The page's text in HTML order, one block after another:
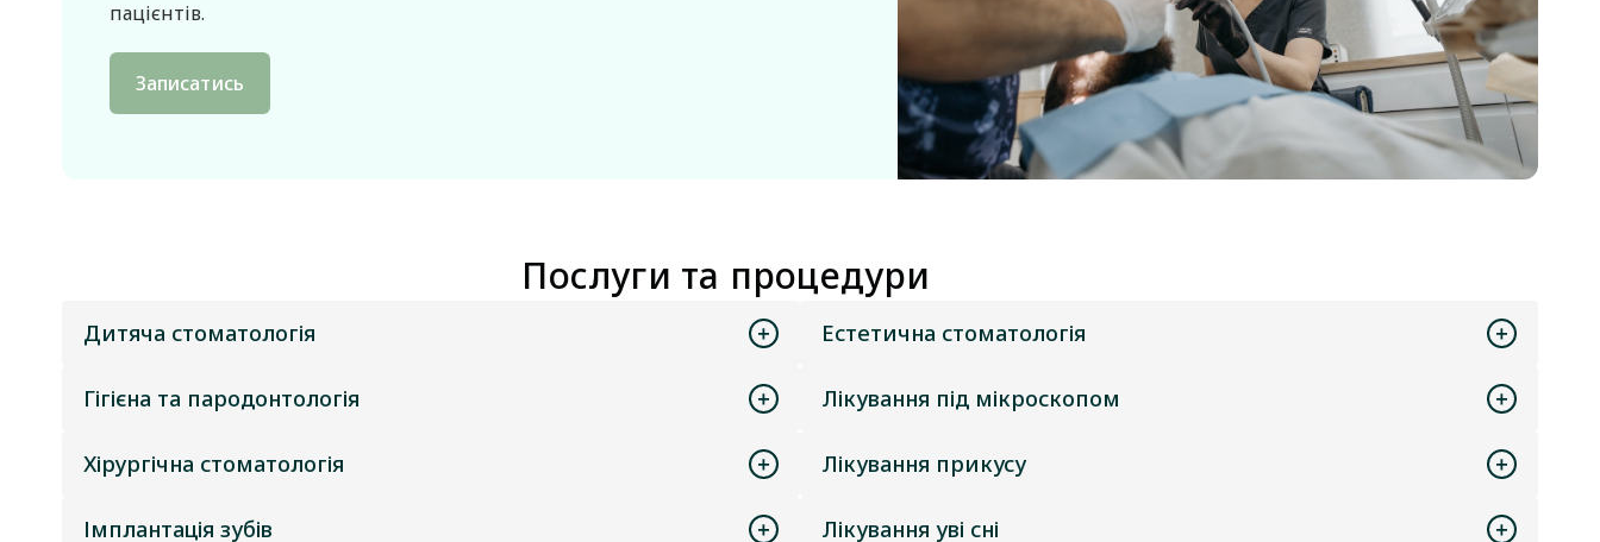
пацієнтів.
Записатись
Послуги та процедури
Дитяча стоматологія
Гігієна та пародонтологія
Хірургічна стоматологія
Імплантація зубів
Естетична стоматологія
Лікування під мікроскопом
Лікування прикусу
Лікування уві сні